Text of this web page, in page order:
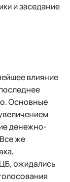
и заседание
влияние
Основные
денежно-
же
ожидались